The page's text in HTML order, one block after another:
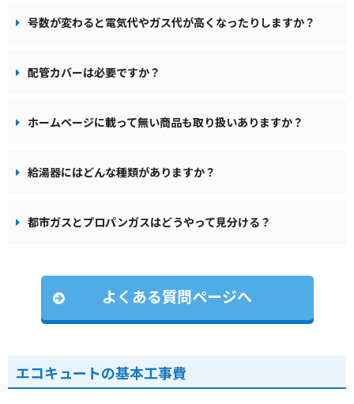
号数が変わると電気代やガス代が高くなったりしますか？
配管カバーは必要ですか？
ホームページに載って無い商品も取り扱いありますか？
給湯器にはどんな種類がありますか？
都市ガスとプロパンガスはどうやって見分ける？
よくある質問ページへ
エコキュートの基本工事費